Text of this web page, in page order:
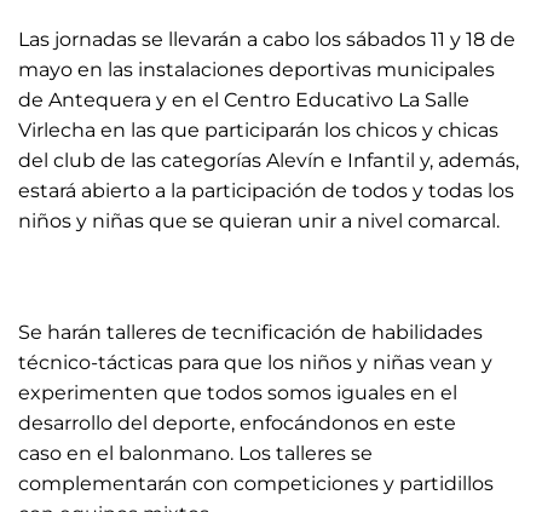
Las jornadas se llevarán a cabo los sábados 11 y 18 de
mayo en las instalaciones deportivas municipales
de Antequera y en el Centro Educativo La Salle
Virlecha en las que participarán los chicos y chicas
del club de las categorías Alevín e Infantil y, además,
estará abierto a la participación de todos y todas los
niños y niñas que se quieran unir a nivel comarcal.
Se harán talleres de tecnificación de habilidades
técnico-tácticas para que los niños y niñas vean y
experimenten que todos somos iguales en el
desarrollo del deporte, enfocándonos en este
caso en el balonmano. Los talleres se
complementarán con competiciones y partidillos